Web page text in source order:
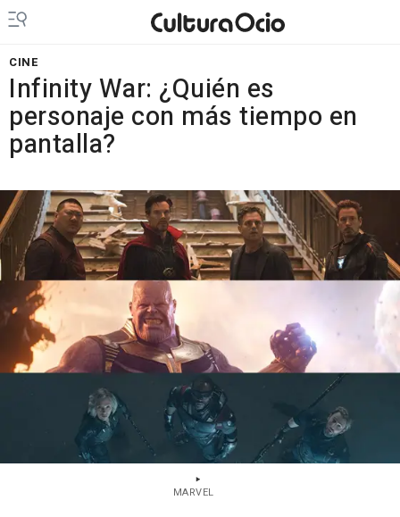
CINE
Infinity War: ¿Quién es
personaje con más tiempo en
pantalla?
MARVEL